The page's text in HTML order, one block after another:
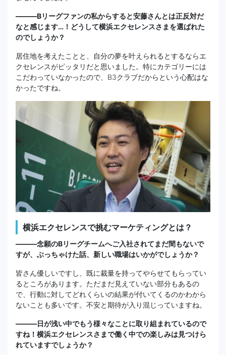
―――Bリーグファンの私からすると安藤さんとは正反対だ
なと感じます…！どうして横浜エクセレンスさまを選ばれた
のでしょうか？
居住地を考えたことと、自分の夢を叶えられるとするならエ
クセレンスがピッタリだと思いました。特にカテゴリーには
こだわっていなかったので、B3クラブだからという心配はな
かったですね。
横浜エクセレンスで挑むマーケティングとは？
―――念願のBリーグチームへご入社されてまだ間もないで
すが、ぶっちゃけた話、新しい職場はいかがでしょうか？
皆さん優しいですし、既に裁量を持ってやらせてもらってい
るところがあります。ただまだ見えていない部分もあるの
で、行動に対してどれくらいの結果が付いてくるのかわから
ないことも多いです。不安と期待が入り混じっていますね。
――—日が浅い中でもう様々なことに取り組まれているので
すね！横浜エクセレンスさまで働く中での楽しみは見つけら
れていますでしょうか？